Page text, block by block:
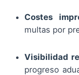
Costes
multas por
Visibilidad
progreso